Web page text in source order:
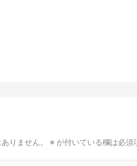
りません。 ※ が付いている欄は必須